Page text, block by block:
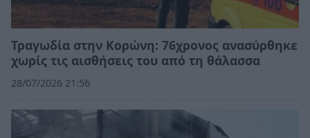
Τραγωδία στην Κορώνη: 76χρονος ανασύρθηκε
χωρίς τις αισθήσεις του από τη θάλασσα
28/07/2026 21:56